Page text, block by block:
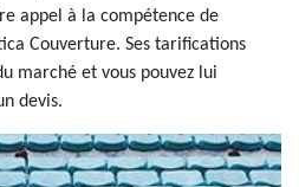
appel à la compétence de
Couverture. Ses tarifications
marché et vous pouvez lui
devis.